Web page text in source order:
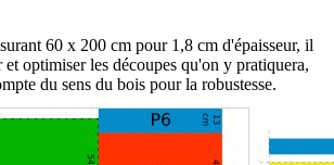
60 x 200 cm pour 1,8 cm d'épaisseur, il
et optimiser les découpes qu'on y pratiquera,
du sens du bois pour la robustesse.